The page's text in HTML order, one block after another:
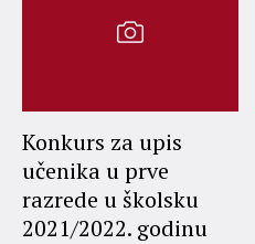
Konkurs za upis
učenika u prve
razrede u školsku
2021/2022. godinu